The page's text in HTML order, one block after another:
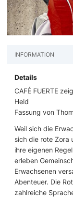
INFORMATION
Details
CAFÉ FUERTE
Held
Fassung von
Weil sich die
sich die rote Zora
ihre eigenen
erleben
Erwachsenen
Abenteuer. Die
zahlreiche